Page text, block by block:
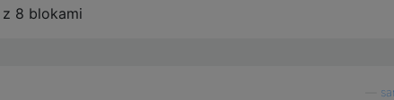
z 8 blokami